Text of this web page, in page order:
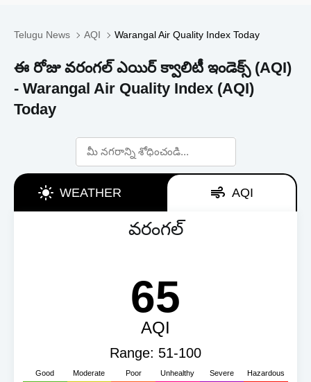
Telugu News AQI Warangal Air Quality Index Today
ఈ రోజు వరంగల్ ఎయిర్ క్వాలిటీ ఇండెక్స్ (AQI)
- Warangal Air Quality Index (AQI)
Today
WEATHER AQI
వరంగల్
65
AQI
Range: 51-100
Good Moderate Poor Unhealthy Severe Hazardous